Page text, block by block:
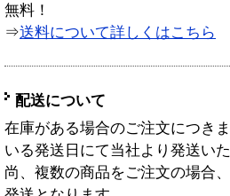
無料！
⇒送料について詳しくはこちら
配送について
在庫がある場合のご注文につき
いる発送日にて当社より発送い
尚、複数の商品をご注文の場合